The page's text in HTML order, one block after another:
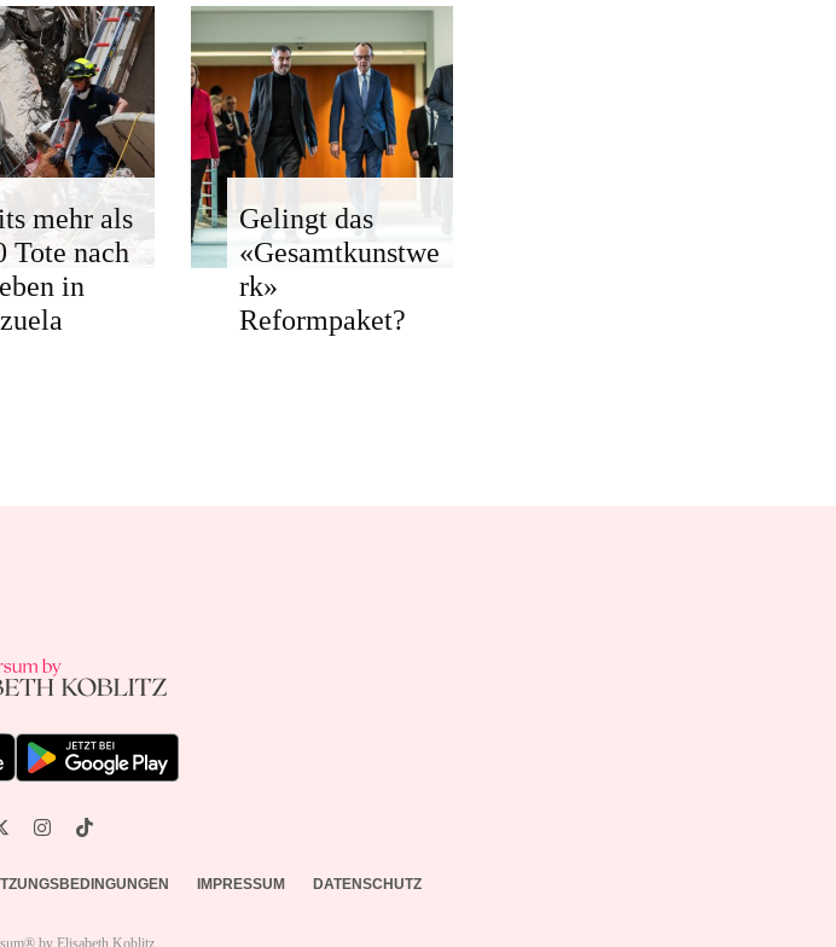
mehr als
Tote nach
in
Gelingt das
«Gesamtkunstwe
rk»
Reformpaket?
IMPRESSUM DATENSCHUTZ
by Elisabeth Koblitz.